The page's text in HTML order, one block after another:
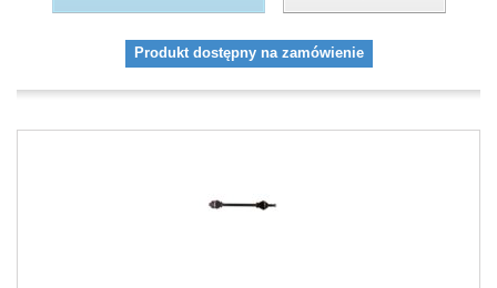
Produkt dostępny na zamówienie